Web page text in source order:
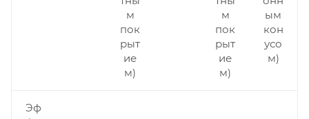
м
пок
рыт
ие
м)
м
пок
рыт
ие
м)
ым
кон
усо
м)
Эф